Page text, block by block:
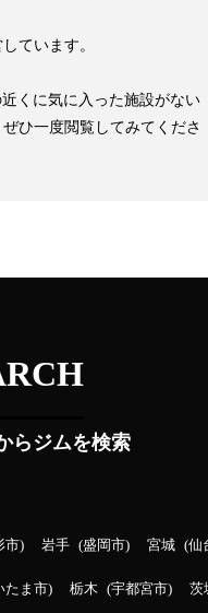
ています。
くに気に入った施設がない
ひ一度閲覧してみてくださ
らジムを検索
市 岩手 盛岡市 宮城 仙
たま市 栃木 宇都宮市 茨